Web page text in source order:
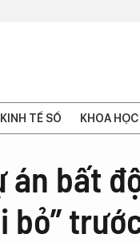
KINH TẾ SỐ KHOA
án bất
bỏ”